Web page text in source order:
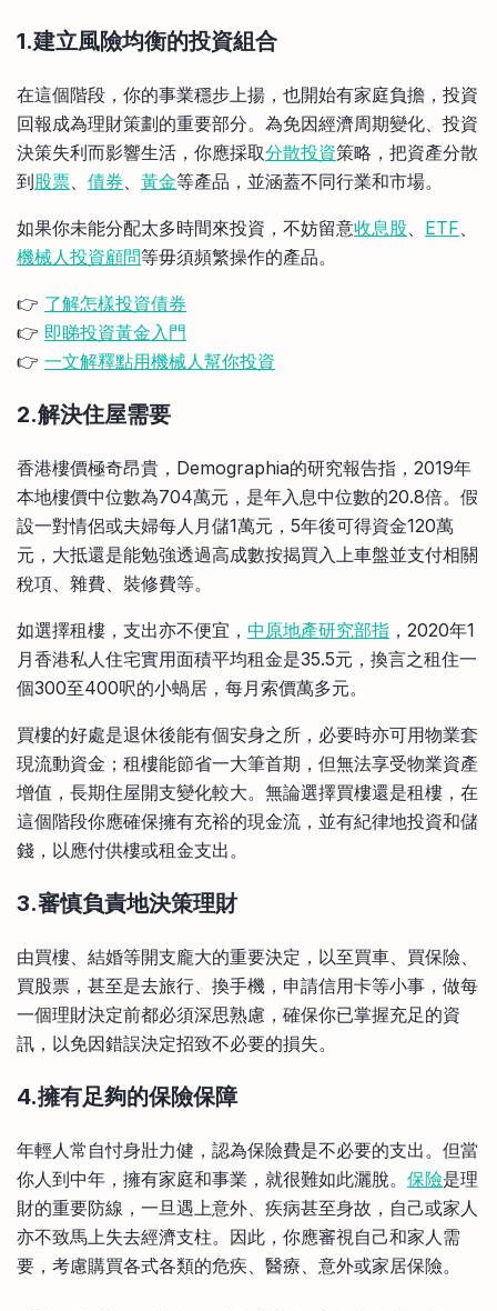
1.建立風險均衡的投資組合
在這個階段，你的事業穩步上揚，也開始有家庭負擔，投資
回報成為理財策劃的重要部分。為免因經濟周期變化、投資
決策失利而影響生活，你應採取分散投資策略，把資產分散
到股票、 債券、 黃金等產品，並涵蓋不同行業和市場。
如果你未能分配太多時間來投資，不妨留意收息股、 ETF、
機械人投資顧問等毋須頻繁操作的產品。
👉 了解怎樣投資債券
👉 即睇投資黃金入門
👉 一文解釋點用機械人幫你投資
2.解決住屋需要
香港樓價極奇昂貴，Demographia的研究報告指，2019年
本地樓價中位數為704萬元，是年入息中位數的20.8倍。假
設一對情侶或夫婦每人月儲1萬元，5年後可得資金120萬
元，大抵還是能勉強透過高成數按揭買入上車盤並支付相關
稅項、雜費、裝修費等。
如選擇租樓，支出亦不便宜， 中原地產研究部指 ，2020年1
月香港私人住宅實用面積平均租金是35.5元，換言之租住一
個300至400呎的小蝸居，每月索價萬多元。
買樓的好處是退休後能有個安身之所，必要時亦可用物業套
現流動資金；租樓能節省一大筆首期，但無法享受物業資產
增值，長期住屋開支變化較大。無論選擇買樓還是租樓，在
這個階段你應確保擁有充裕的現金流，並有紀律地投資和儲
錢，以應付供樓或租金支出。
3.審慎負責地決策理財
由買樓、結婚等開支龐大的重要決定，以至買車、買保險、
買股票，甚至是去旅行、換手機，申請信用卡等小事，做每
一個理財決定前都必須深思熟慮，確保你已掌握充足的資
訊，以免因錯誤決定招致不必要的損失。
4.擁有足夠的保險保障
年輕人常自忖身壯力健，認為保險費是不必要的支出。但當
你人到中年，擁有家庭和事業，就很難如此灑脫。 保險是理
財的重要防線，一旦遇上意外、疾病甚至身故，自己或家人
亦不致馬上失去經濟支柱。因此，你應審視自己和家人需
要，考慮購買各式各類的危疾、醫療、意外或家居保險。